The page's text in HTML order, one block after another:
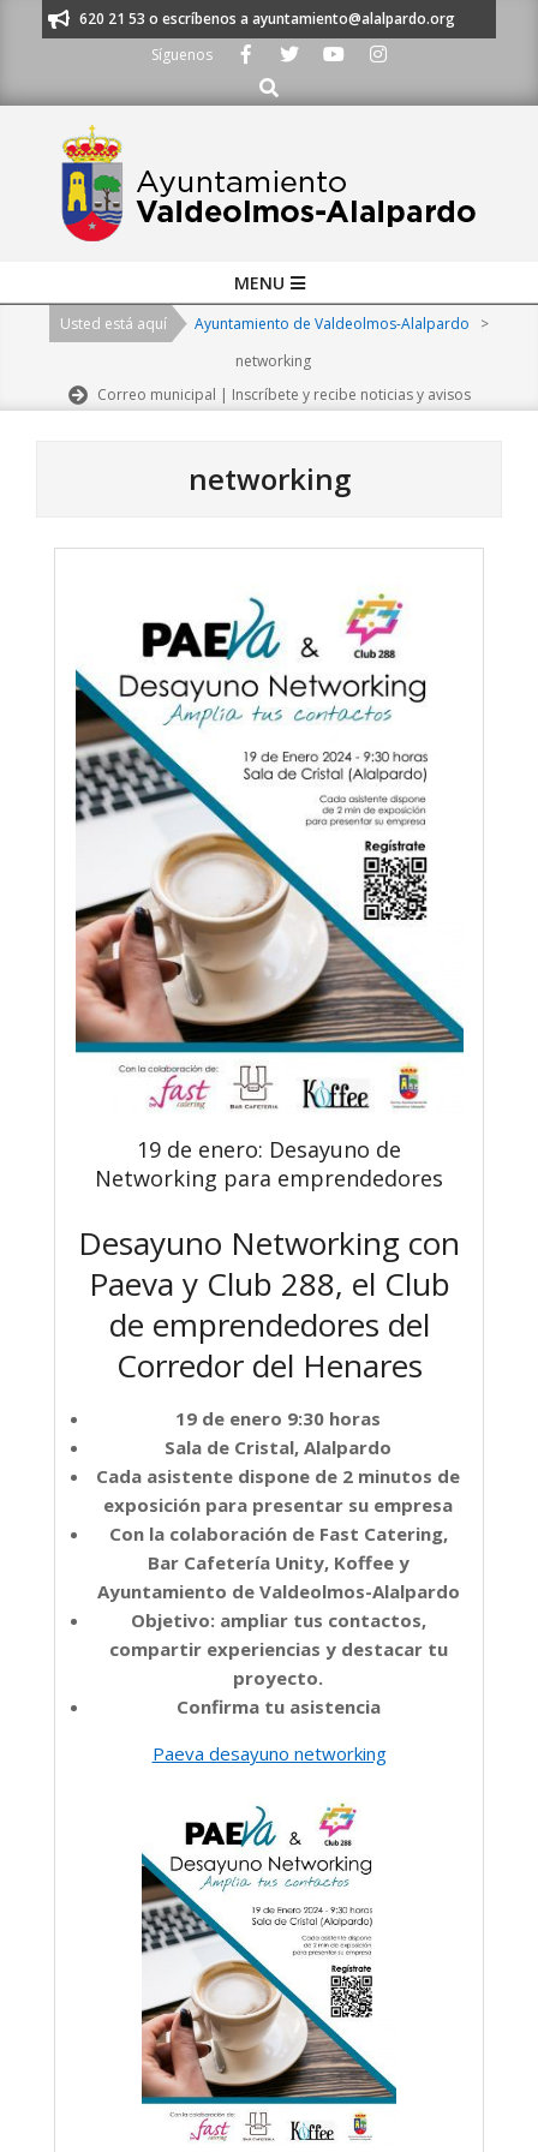
al 91 620 21 53 o escríbenos a ayuntamiento@alalpardo.org
Síguenos
Buscar
Navigation
MENU
Usted está aquí Ayuntamiento de Valdeolmos-Alalpardo
>
networking
Correo municipal | Inscríbete y recibe noticias y avisos
networking
19 de enero: Desayuno de
Networking para emprendedores
Desayuno Networking con
Paeva y Club 288, el Club
de emprendedores del
Corredor del Henares
19 de enero 9:30 horas
Sala de Cristal, Alalpardo
Cada asistente dispone de 2 minutos de
exposición para presentar su empresa
Con la colaboración de Fast Catering,
Bar Cafetería Unity, Koffee y
Ayuntamiento de Valdeolmos-Alalpardo
Objetivo: ampliar tus contactos,
compartir experiencias y destacar tu
proyecto.
Confirma tu asistencia
Paeva desayuno networking